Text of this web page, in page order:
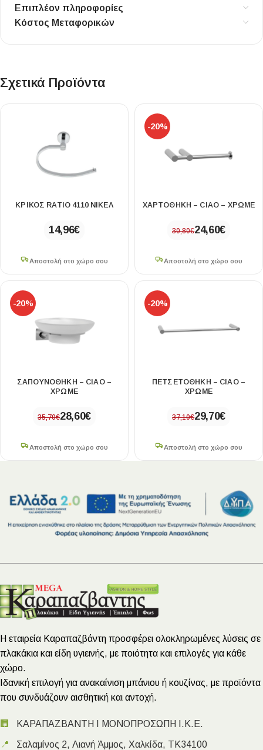
Επιπλέον πληροφορίες
Κόστος Μεταφορικών
Σχετικά Προϊόντα
ΚΡΙΚΟΣ RATIO 4110 ΝΙΚΕΛ
14,96€
Αποστολή στο χώρο σου
-20%
ΧΑΡΤΟΘΗΚΗ – CIAO – ΧΡΩΜΕ
30,80€24,60€
Αποστολή στο χώρο σου
-20%
ΣΑΠΟΥΝΟΘΗΚΗ – CIAO –
ΧΡΩΜΕ
35,70€28,60€
Αποστολή στο χώρο σου
-20%
ΠΕΤΣΕΤΟΘΗΚΗ – CIAO –
ΧΡΩΜΕ
37,10€29,70€
Αποστολή στο χώρο σου
Η εταιρεία Καραπαζβάντη προσφέρει ολοκληρωμένες λύσεις σε
πλακάκια και είδη υγιεινής, με ποιότητα και επιλογές για κάθε
χώρο.
Ιδανική επιλογή για ανακαίνιση μπάνιου ή κουζίνας, με προϊόντα
που συνδυάζουν αισθητική και αντοχή.
🏢 ΚΑΡΑΠΑΖΒΑΝΤΗ Ι ΜΟΝΟΠΡΟΣΩΠΗ Ι.Κ.Ε.
📍 Σαλαμίνος 2, Λιανή Άμμος, Χαλκίδα, ΤΚ34100